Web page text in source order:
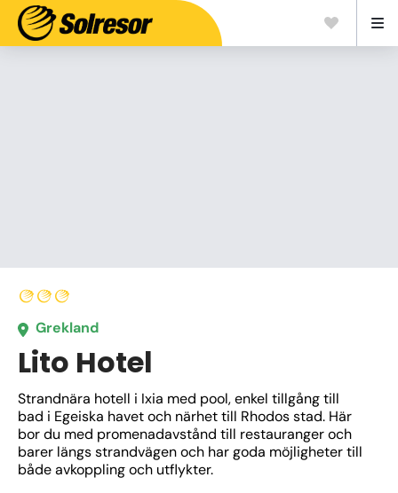
Grekland
Lito Hotel
Strandnära hotell i Ixia med pool, enkel tillgång till
bad i Egeiska havet och närhet till Rhodos stad. Här
bor du med promenadavstånd till restauranger och
barer längs strandvägen och har goda möjligheter till
både avkoppling och utflykter.